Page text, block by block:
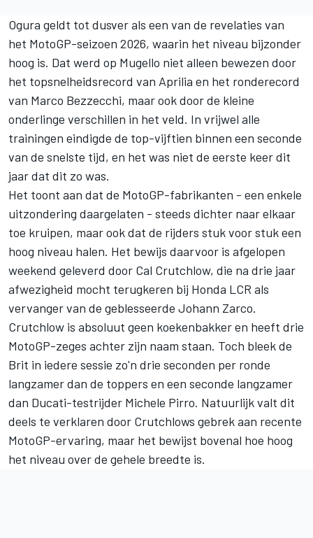
Ogura geldt tot dusver als een van de revelaties van
het MotoGP-seizoen 2026, waarin het niveau bijzonder
hoog is. Dat werd op Mugello niet alleen bewezen door
het topsnelheidsrecord van Aprilia en het ronderecord
van Marco Bezzecchi, maar ook door de kleine
onderlinge verschillen in het veld. In vrijwel alle
trainingen eindigde de top-vijftien binnen een seconde
van de snelste tijd, en het was niet de eerste keer dit
jaar dat dit zo was.
Het toont aan dat de MotoGP-fabrikanten - een enkele
uitzondering daargelaten - steeds dichter naar elkaar
toe kruipen, maar ook dat de rijders stuk voor stuk een
hoog niveau halen. Het bewijs daarvoor is afgelopen
weekend geleverd door Cal Crutchlow, die na drie jaar
afwezigheid mocht terugkeren bij Honda LCR als
vervanger van de geblesseerde Johann Zarco.
Crutchlow is absoluut geen koekenbakker en heeft drie
MotoGP-zeges achter zijn naam staan. Toch bleek de
Brit in iedere sessie zo'n drie seconden per ronde
langzamer dan de toppers en een seconde langzamer
dan Ducati-testrijder Michele Pirro. Natuurlijk valt dit
deels te verklaren door Crutchlows gebrek aan recente
MotoGP-ervaring, maar het bewijst bovenal hoe hoog
het niveau over de gehele breedte is.